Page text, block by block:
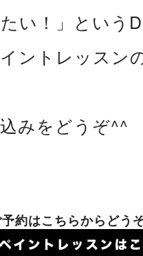
い！」という
ントレッスン
みをどうぞ^^
約はこちらからどう